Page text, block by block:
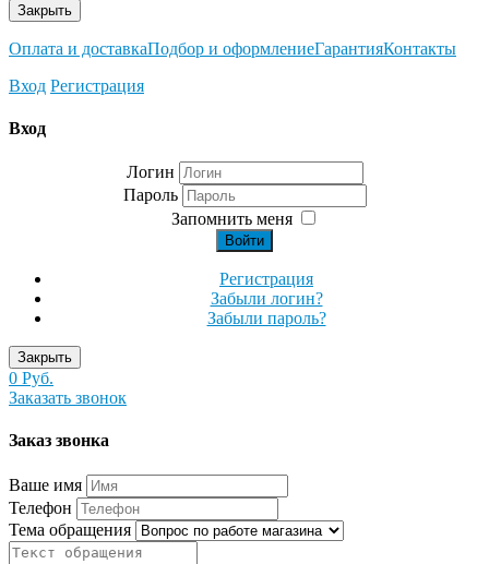
Закрыть
Оплата и доставкаПодбор и оформлениеГарантияКонтакты
Вход Регистрация
Вход
Логин
Пароль
Запомнить меня
Войти
Регистрация
Забыли логин?
Забыли пароль?
Закрыть
0 Руб.
Заказать звонок
Заказ звонка
Ваше имя
Телефон
Тема обращения